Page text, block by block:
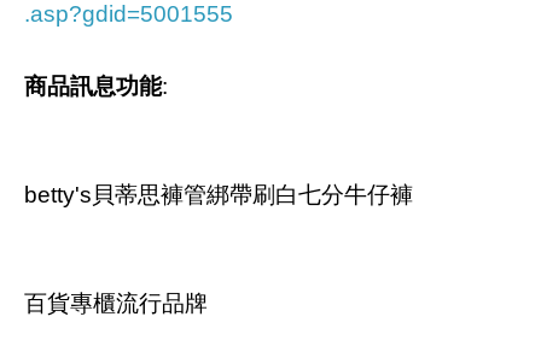
.asp?gdid=5001555
商品訊息功能:
betty's貝蒂思褲管綁帶刷白七分牛仔褲
百貨專櫃流行品牌